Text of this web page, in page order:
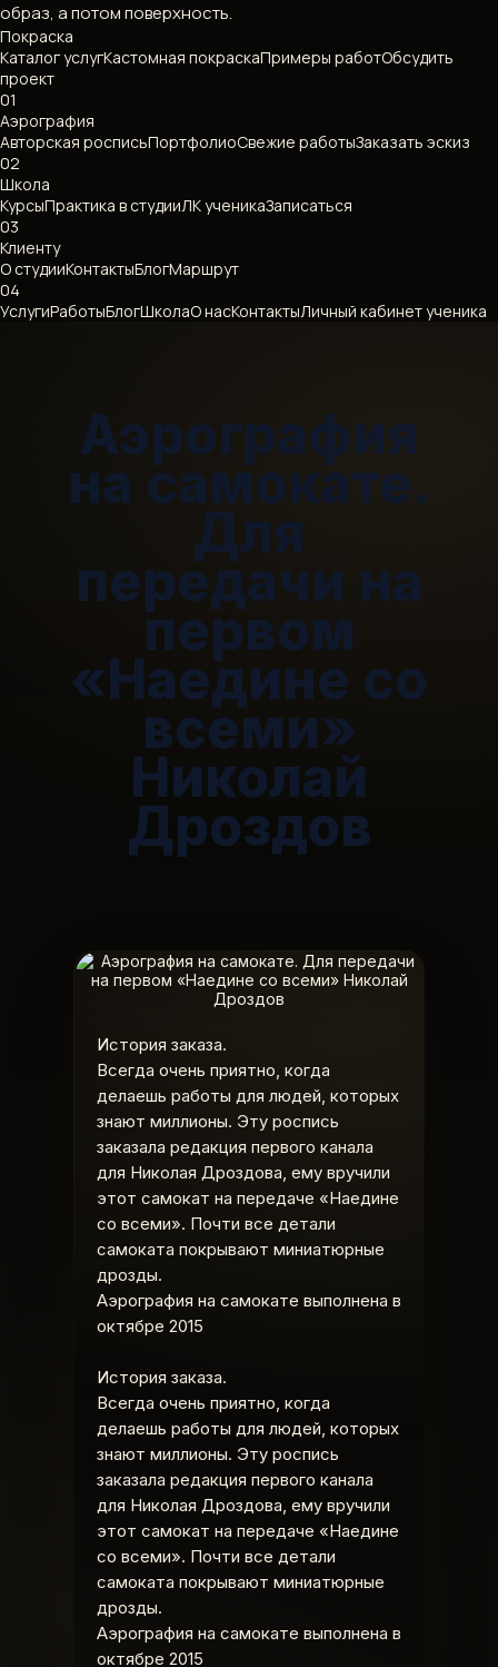
образ, а потом поверхность.
Покраска
Каталог услугКастомная покраскаПримеры работОбсудить
проект
01
Аэрография
Авторская росписьПортфолиоСвежие работыЗаказать эскиз
02
Школа
КурсыПрактика в студииЛК ученикаЗаписаться
03
Клиенту
О студииКонтактыБлогМаршрут
04
УслугиРаботыБлогШколаО насКонтактыЛичный кабинет ученика
Аэрография
на самокате.
Для
передачи на
первом
«Наедине со
всеми»
Николай
Дроздов
История заказа.
Всегда очень приятно, когда
делаешь работы для людей, которых
знают миллионы. Эту роспись
заказала редакция первого канала
для Николая Дроздова, ему вручили
этот самокат на передаче «Наедине
со всеми». Почти все детали
самоката покрывают миниатюрные
дрозды.
Аэрография на самокате выполнена в
октябре 2015
История заказа.
Всегда очень приятно, когда
делаешь работы для людей, которых
знают миллионы. Эту роспись
заказала редакция первого канала
для Николая Дроздова, ему вручили
этот самокат на передаче «Наедине
со всеми». Почти все детали
самоката покрывают миниатюрные
дрозды.
Аэрография на самокате выполнена в
октябре 2015